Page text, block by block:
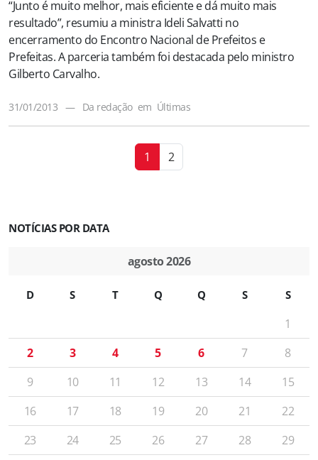
“Junto é muito melhor, mais eficiente e dá muito mais
resultado”, resumiu a ministra Ideli Salvatti no
encerramento do Encontro Nacional de Prefeitos e
Prefeitas. A parceria também foi destacada pelo ministro
Gilberto Carvalho.
31/01/2013 — Da redação em Últimas
1 2
NOTÍCIAS POR DATA
agosto 2026
D S T Q Q S S
1
2
3 4 5 6 7
8
9
10 11 12 13 14
15
16
17 18 19 20 21
22
23
24 25 26 27 28
29